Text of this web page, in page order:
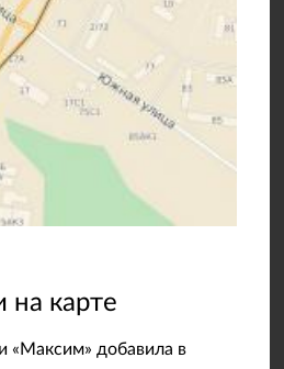
на карте
«Максим» добавила в